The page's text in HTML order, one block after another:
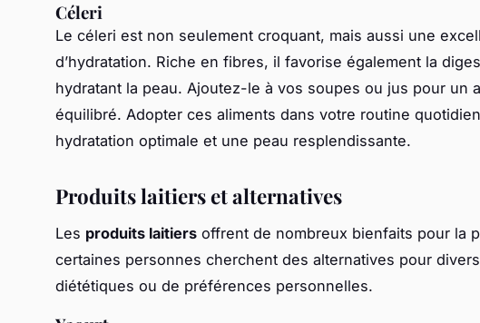
Céleri
Le céleri est non seulement croquant, mais aussi une
d’hydratation. Riche en fibres, il favorise également la
hydratant la peau. Ajoutez-le à vos soupes ou jus pour un
équilibré. Adopter ces aliments dans votre routine
hydratation optimale et une peau resplendissante.
Produits laitiers et alternatives
Les produits laitiers offrent de nombreux bienfaits pour la
certaines personnes cherchent des alternatives pour
diététiques ou de préférences personnelles.